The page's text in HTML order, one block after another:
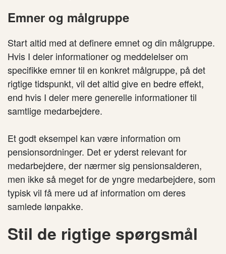
Emner og målgruppe
Start altid med at definere emnet og din målgruppe.
Hvis I deler informationer og meddelelser om
specifikke emner til en konkret målgruppe, på det
rigtige tidspunkt, vil det altid give en bedre effekt,
end hvis I deler mere generelle informationer til
samtlige medarbejdere.
Et godt eksempel kan være information om
pensionsordninger. Det er yderst relevant for
medarbejdere, der nærmer sig pensionsalderen,
men ikke så meget for de yngre medarbejdere, som
typisk vil få mere ud af information om deres
samlede lønpakke.
Stil de rigtige spørgsmål